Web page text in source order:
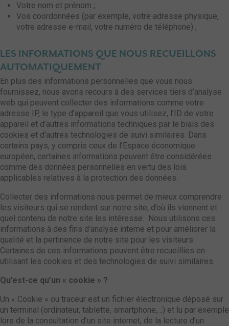
Votre nom et prénom ;
Vos coordonnées (par exemple, votre adresse physique,
votre adresse e-mail, votre numéro de téléphone) ;
LES INFORMATIONS QUE NOUS RECUEILLONS
AUTOMATIQUEMENT
En plus des informations personnelles que vous nous
fournissez, nous avons recours à des services tiers d’analyse
web qui peuvent collecter des informations comme votre
adresse IP, le type d’appareil que vous utilisez, l’ID de votre
appareil et d’autres informations techniques par le biais des
cookies et d’autres technologies de suivi similaires. Dans
certains pays, y compris ceux de l’Espace économique
européen, certaines informations peuvent être considérées
comme des données personnelles en vertu des lois
applicables relatives à la protection des données.
Collecter des informations nous permet de mieux comprendre
les visiteurs qui se rendent sur notre site, d’où ils viennent et
quel contenu de notre site les intéresse. Nous utilisons ces
informations à des fins d’analyse interne et pour améliorer la
qualité et la pertinence de notre site pour les visiteurs.
Certaines de ces informations peuvent être recueillies en
utilisant les cookies et des technologies de suivi similaires.
Qu’est-ce qu’un « cookie » ?
Un « Cookie » ou traceur est un fichier électronique déposé sur
un terminal (ordinateur, tablette, smartphone,…) et lu par exemple
lors de la consultation d’un site internet, de la lecture d’un